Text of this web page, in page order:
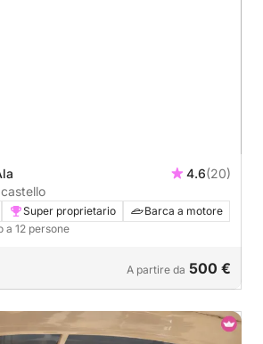
4.6(20)
Super proprietario
Barca a motore
a 12 persone
A partire da 500 €